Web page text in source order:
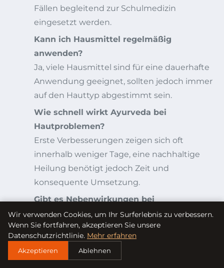
Fällen begleitend zur Schulmedizin
eingesetzt werden.
Kann ich Hausmittel regelmäßig
anwenden?
Ja, viele Hausmittel sind für eine dauerhafte
Anwendung geeignet, sollten jedoch immer
auf den Hauttyp abgestimmt sein.
Wie schnell wirkt Ayurveda bei
Hautproblemen?
Erste Verbesserungen zeigen sich oft
innerhalb weniger Tage, eine nachhaltige
Heilung benötigt jedoch Zeit und
konsequente Umsetzung.
Gibt es Nebenwirkungen bei
Naturheilmitteln?
Bei sachgemäßer Anwendung sind
Nebenwirkungen selten, dennoch können
Allergien oder Hautreaktionen auftreten,
Wir verwenden Cookies, um Ihr Surferlebnis zu verbessern.
Wenn Sie fortfahren, akzeptieren Sie unsere
Datenschutzrichtlinie. Mehr erfahren
Akzeptieren Ablehnen